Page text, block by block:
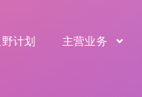
计划 主营业务